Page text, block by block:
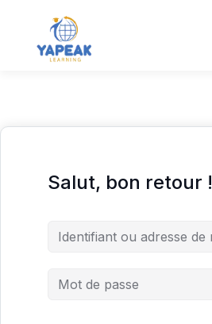
Salut, bon retour !